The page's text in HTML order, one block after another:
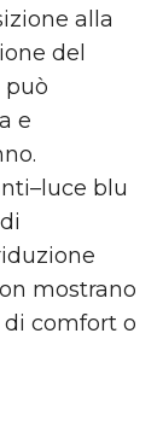
alla
del
può
e
blu
mostrano
comfort o